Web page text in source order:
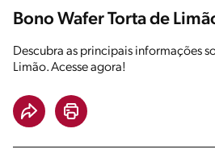
Bono Wafer Torta de
Descubra as principais informações
Limão. Acesse agora!